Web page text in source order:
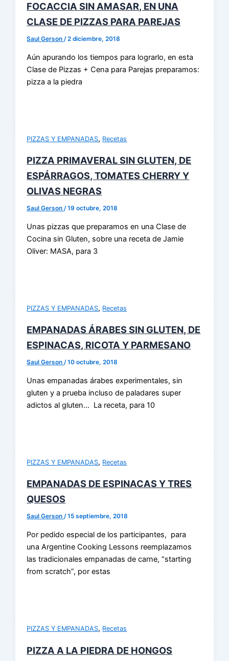
FOCACCIA SIN AMASAR, EN UNA
CLASE DE PIZZAS PARA PAREJAS
Saul Gerson/2 diciembre, 2018
Aún apurando los tiempos para lograrlo, en esta
Clase de Pizzas + Cena para Parejas preparamos:
pizza a la piedra
PIZZAS Y EMPANADAS, Recetas
PIZZA PRIMAVERAL SIN GLUTEN, DE
ESPÁRRAGOS, TOMATES CHERRY Y
OLIVAS NEGRAS
Saul Gerson/19 octubre, 2018
Unas pizzas que preparamos en una Clase de
Cocina sin Gluten, sobre una receta de Jamie
Oliver: MASA, para 3
PIZZAS Y EMPANADAS, Recetas
EMPANADAS ÁRABES SIN GLUTEN, DE
ESPINACAS, RICOTA Y PARMESANO
Saul Gerson/10 octubre, 2018
Unas empanadas árabes experimentales, sin
gluten y a prueba incluso de paladares super
adictos al gluten… La receta, para 10
PIZZAS Y EMPANADAS, Recetas
EMPANADAS DE ESPINACAS Y TRES
QUESOS
Saul Gerson/15 septiembre, 2018
Por pedido especial de los participantes, para
una Argentine Cooking Lessons reemplazamos
las tradicionales empanadas de carne, “starting
from scratch”, por estas
PIZZAS Y EMPANADAS, Recetas
PIZZA A LA PIEDRA DE HONGOS